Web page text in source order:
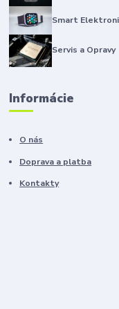
Smart
Servis a Opravy
Informácie
O nás
Doprava a platba
Kontakty